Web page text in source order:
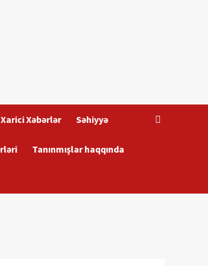
Xarici Xəbərlər Səhiyyə
Tanınmışlar haqqında